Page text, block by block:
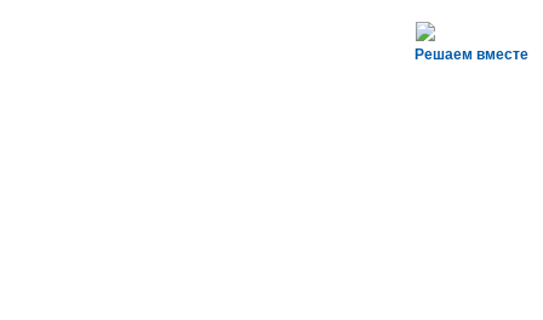
Решаем вместе